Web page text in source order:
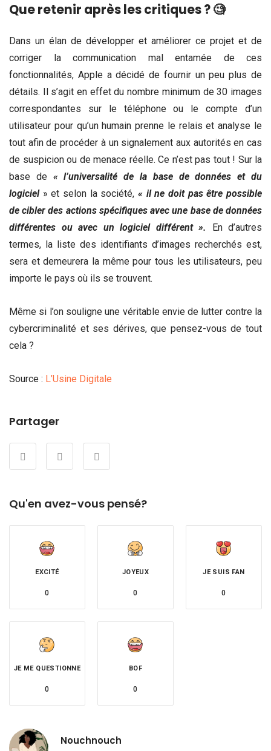
Que retenir après les critiques ? 🧐
Dans un élan de développer et améliorer ce projet et de
corriger la communication mal entamée de ces
fonctionnalités, Apple a décidé de fournir un peu plus de
détails. Il s’agit en effet du nombre minimum de 30 images
correspondantes sur le téléphone ou le compte d’un
utilisateur pour qu’un humain prenne le relais et analyse le
tout afin de procéder à un signalement aux autorités en cas
de suspicion ou de menace réelle. Ce n’est pas tout ! Sur la
base de « l’universalité de la base de données et du
logiciel » et selon la société,« il ne doit pas être possible
de cibler des actions spécifiques avec une base de données
différentes ou avec un logiciel différent ». En d’autres
termes, la liste des identifiants d’images recherchés est,
sera et demeurera la même pour tous les utilisateurs, peu
importe le pays où ils se trouvent.
Même si l’on souligne une véritable envie de lutter contre la
cybercriminalité et ses dérives, que pensez-vous de tout
cela ?
Source : L’Usine Digitale
Partager
Qu'en avez-vous pensé?
EXCITÉ
0
JOYEUX
0
JE SUIS FAN
0
JE ME QUESTIONNE
0
BOF
0
Nouchnouch